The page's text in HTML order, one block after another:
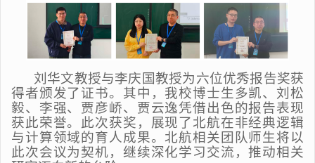
刘华文教授与李庆国教授为六位优秀报告奖获
得者颁发了证书。其中，我校博士生多凯、刘松
毅、李强、贾彦峤、贾云逸凭借出色的报告表现
获此荣誉。此次获奖，展现了北航在非经典逻辑
与计算领域的育人成果。北航相关团队师生将以
此次会议为契机，继续深化学习交流，推动相关